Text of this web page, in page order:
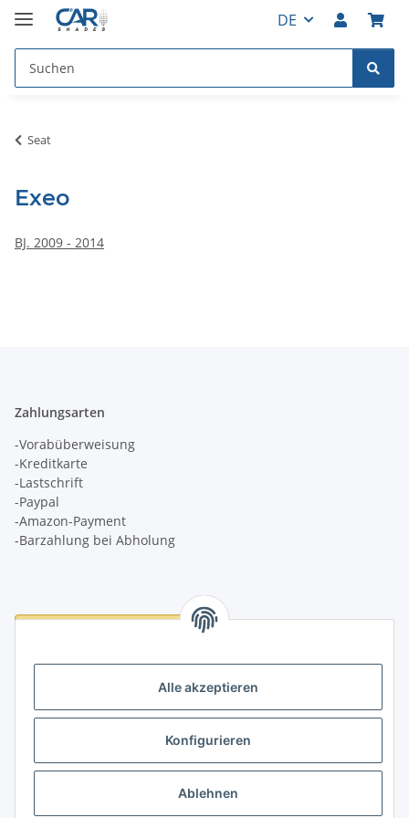
Alle akzeptieren
Konfigurieren
Ablehnen
DE
Seat
Exeo
BJ. 2009 - 2014
Zahlungsarten
-Vorabüberweisung
-Kreditkarte
-Lastschrift
-Paypal
-Amazon-Payment
-Barzahlung bei Abholung
Logistikpartner
Informationen